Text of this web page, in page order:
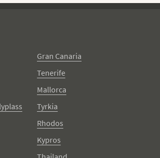
Gran Canaria
Tenerife
Mallorca
Tyrkia
Rhodos
Kypros